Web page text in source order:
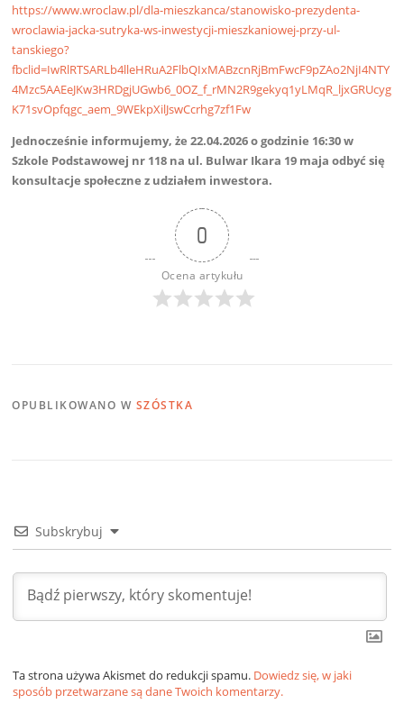
https://www.wroclaw.pl/dla-mieszkanca/stanowisko-prezydenta-
wroclawia-jacka-sutryka-ws-inwestycji-mieszkaniowej-przy-ul-
tanskiego?
fbclid=IwRlRTSARLb4lleHRuA2FlbQIxMABzcnRjBmFwcF9pZAo2NjI4NTY
4Mzc5AAEeJKw3HRDgjUGwb6_0OZ_f_rMN2R9gekyq1yLMqR_ljxGRUcyg
K71svOpfqgc_aem_9WEkpXilJswCcrhg7zf1Fw
Jednocześnie informujemy, że 22.04.2026 o godzinie 16:30 w
Szkole Podstawowej nr 118 na ul. Bulwar Ikara 19 maja odbyć się
konsultacje społeczne z udziałem inwestora.
0
Ocena artykułu
OPUBLIKOWANO W SZÓSTKA
Subskrybuj
Ta strona używa Akismet do redukcji spamu. Dowiedz się, w jaki
sposób przetwarzane są dane Twoich komentarzy.